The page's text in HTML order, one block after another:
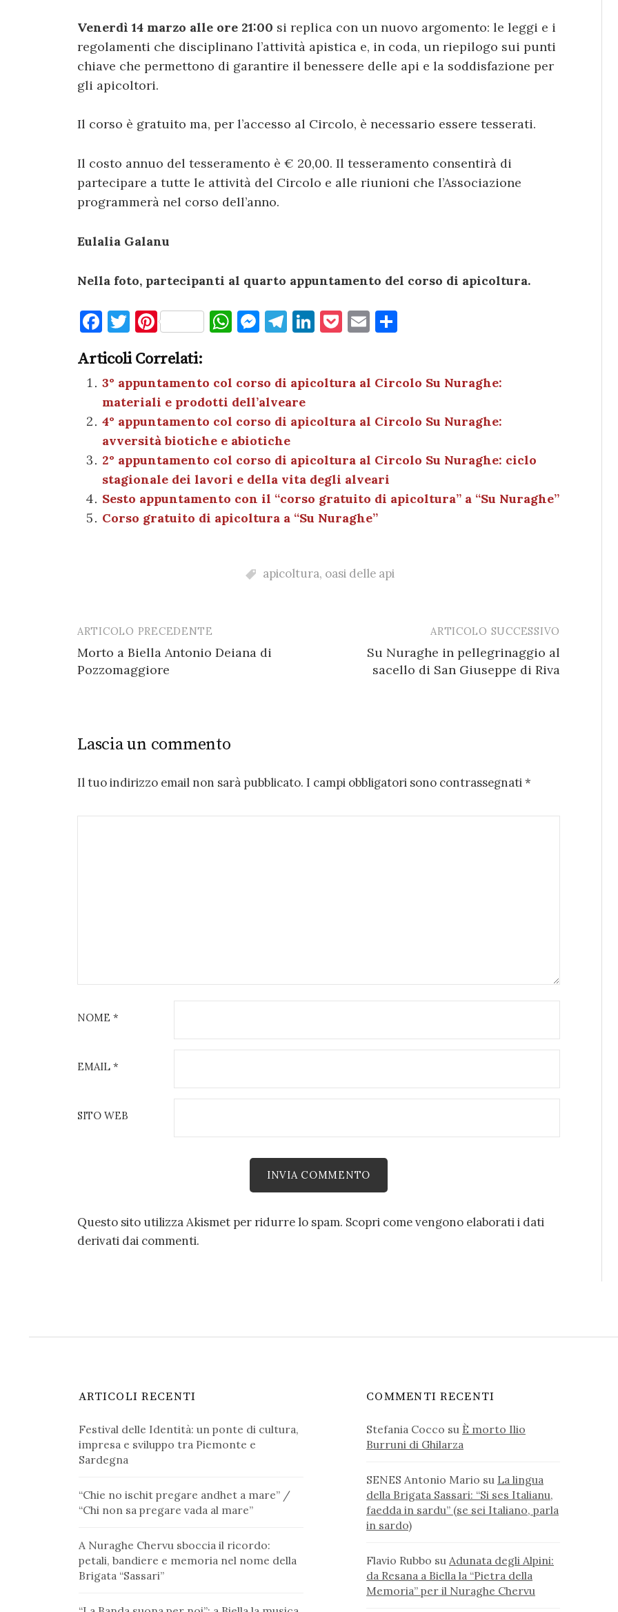
Venerdì 14 marzo alle ore 21:00 si replica con un nuovo argomento: le leggi e i
regolamenti che disciplinano l’attività apistica e, in coda, un riepilogo sui punti
chiave che permettono di garantire il benessere delle api e la soddisfazione per
gli apicoltori.
Il corso è gratuito ma, per l’accesso al Circolo, è necessario essere tesserati.
Il costo annuo del tesseramento è € 20,00. Il tesseramento consentirà di
partecipare a tutte le attività del Circolo e alle riunioni che l’Associazione
programmerà nel corso dell’anno.
Eulalia Galanu
Nella foto, partecipanti al quarto appuntamento del corso di apicoltura.
F
c
e
b
o
o
k
T
it
te
r
Pi
er
es
t
W
s
A
p
p
M
n
g
er
T
gr
a
m
Li
e
dI
n
P
k
E
l di
vi
di
Articoli Correlati:
3° appuntamento col corso di apicoltura al Circolo Su Nuraghe:
materiali e prodotti dell’alveare
4° appuntamento col corso di apicoltura al Circolo Su Nuraghe:
avversità biotiche e abiotiche
2° appuntamento col corso di apicoltura al Circolo Su Nuraghe: ciclo
stagionale dei lavori e della vita degli alveari
Sesto appuntamento con il “corso gratuito di apicoltura” a “Su Nuraghe”
Corso gratuito di apicoltura a “Su Nuraghe”
apicoltura, oasi delle api
Post
navigation
ARTICOLO PRECEDENTE
Morto a Biella Antonio Deiana di
Pozzomaggiore
ARTICOLO SUCCESSIVO
Su Nuraghe in pellegrinaggio al
sacello di San Giuseppe di Riva
Lascia un commento
Il tuo indirizzo email non sarà pubblicato. I campi obbligatori sono contrassegnati*
NOME *
EMAIL *
SITO WEB
Questo sito utilizza Akismet per ridurre lo spam. Scopri come vengono elaborati i dati
derivati dai commenti.
ARTICOLI RECENTI
Festival delle Identità: un ponte di cultura,
impresa e sviluppo tra Piemonte e
Sardegna
“Chie no ischit pregare andhet a mare” /
“Chi non sa pregare vada al mare”
A Nuraghe Chervu sboccia il ricordo:
petali, bandiere e memoria nel nome della
Brigata “Sassari”
COMMENTI RECENTI
Stefania Cocco su È morto Ilio
Burruni di Ghilarza
SENES Antonio Mario su La lingua
della Brigata Sassari: “Si ses Italianu,
faedda in sardu” (se sei Italiano, parla
in sardo)
Flavio Rubbo su Adunata degli Alpini:
da Resana a Biella la “Pietra della
Memoria” per il Nuraghe Chervu